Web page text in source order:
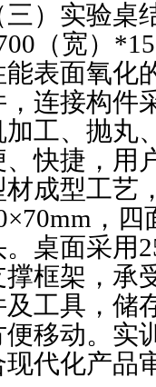
三）实验桌
（宽）
能表面氧化
，连接构件
加工、抛丸
、快捷，用
材成型工艺
，
。桌面采用
撑框架，承
及工具，储
便移动。实
现代化产品